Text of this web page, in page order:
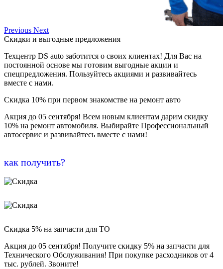
Previous Next
Скидки и выгодные предложения
Техцентр DS auto заботится о своих клиентах! Для Вас на
постоянной основе мы готовим выгодные акции и
спецпредложения. Пользуйтесь акциями и развивайтесь
вместе с нами.
Скидка 10% при первом знакомстве на ремонт авто
Акция до 05 сентября! Всем новым клиентам дарим скидку
10% на ремонт автомобиля. Выбирайте Профессиональный
автосервис и развивайтесь вместе с нами!
как получить?
Скидка 5% на запчасти для ТО
Акция до 05 сентября! Получите скидку 5% на запчасти для
Технического Обслуживания! При покупке расходников от 4
тыс. рублей. Звоните!